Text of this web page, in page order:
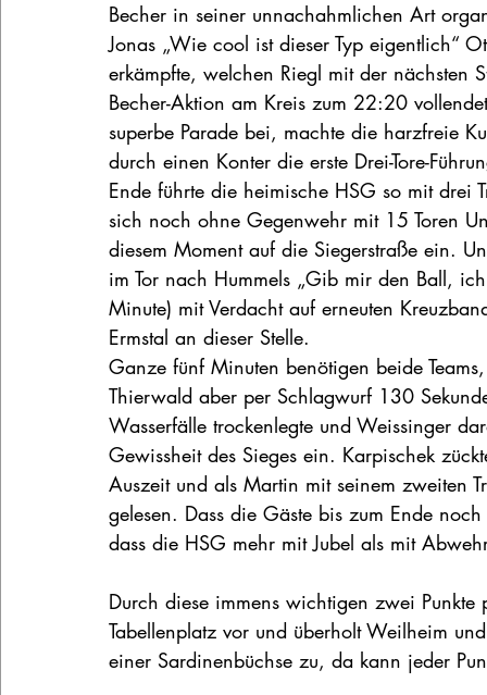
Becher in seiner unnachahmlichen Art
Jonas „Wie cool ist dieser Typ eigentlich“
erkämpfte, welchen Riegl mit der nächsten
Becher-Aktion am Kreis zum 22:20
superbe Parade bei, machte die harzfreie
durch einen Konter die erste Drei-Tore-
Ende führte die heimische HSG so mit
sich noch ohne Gegenwehr mit 15 Toren
diesem Moment auf die Siegerstraße ein.
im Tor nach Hummels „Gib mir den Ball,
Minute) mit Verdacht auf erneuten
Ermstal an dieser Stelle.
Ganze fünf Minuten benötigen beide
Thierwald aber per Schlagwurf 130
Wasserfälle trockenlegte und Weissinger
Gewissheit des Sieges ein. Karpischek
Auszeit und als Martin mit seinem zweiten
gelesen. Dass die Gäste bis zum Ende
dass die HSG mehr mit Jubel als mit
Durch diese immens wichtigen zwei
Tabellenplatz vor und überholt Weilheim
einer Sardinenbüchse zu, da kann jeder